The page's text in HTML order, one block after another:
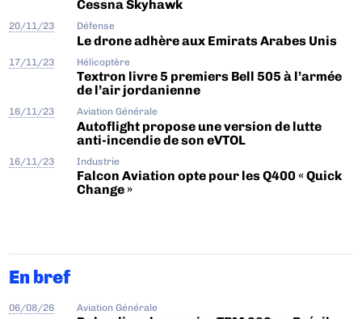
Cessna Skyhawk
20/11/23 Défense
Le drone adhère aux Emirats Arabes Unis
17/11/23 Hélicoptère
Textron livre 5 premiers Bell 505 à l’armée
de l’air jordanienne
16/11/23 Aviation Générale
Autoflight propose une version de lutte
anti-incendie de son eVTOL
16/11/23 Industrie
Falcon Aviation opte pour les Q400 « Quick
Change »
En bref
06/08/26 Aviation Générale